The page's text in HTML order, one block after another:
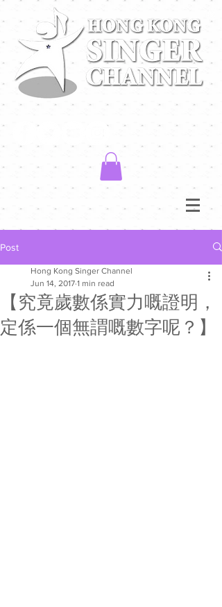
Post
【究竟歲數係實力嘅證明，
定係一個無謂嘅數字呢？】
Hong Kong Singer Channel
Jun 14, 2017 1 min read